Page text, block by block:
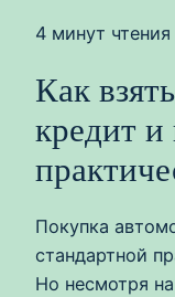
4 минут чтения
Как
кредит и
Покупка
стандартной
Но несмотря